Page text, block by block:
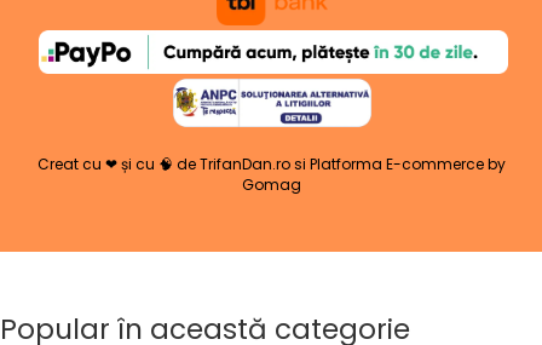
Creat cu ❤ și cu 🧠 de TrifanDan.rosi Platforma E-commerce by
Gomag
Popular în această categorie